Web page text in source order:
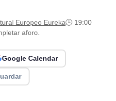
Europeo Eureka🕒 19:00
aforo.
Google Calendar